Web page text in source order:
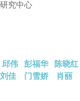
究中心
邱伟 彭福华 陈晓红
刘佳 门雪娇 肖丽